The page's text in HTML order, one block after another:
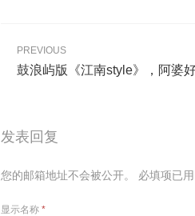
PREVIOUS
鼓浪屿版《江南style》，阿婆好
发表回复
您的邮箱地址不会被公开。 必填项已用
显示名称 *